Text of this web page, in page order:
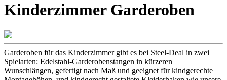
Kinderzimmer Garderoben
Garderoben für das Kinderzimmer gibt es bei Steel-Deal in zwei
Spielarten: Edelstahl-Garderobenstangen in kürzeren
Wunschlängen, gefertigt nach Maß und geeignet für kindgerechte